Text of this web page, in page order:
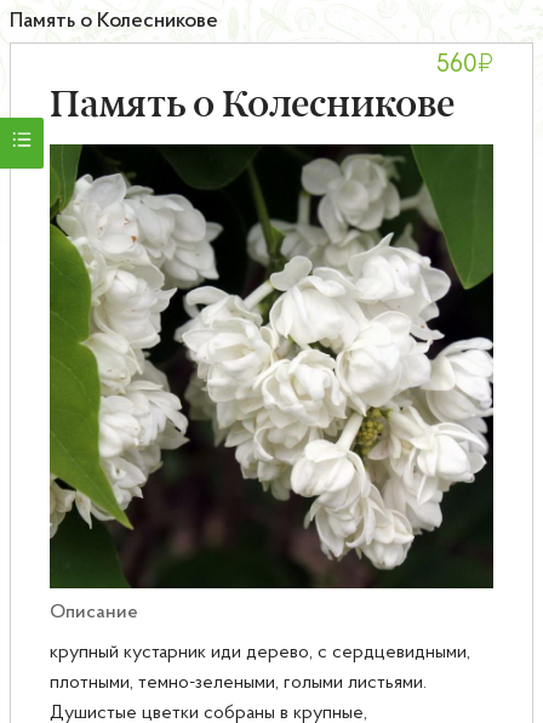
Лук-севок
Малина
Мини-деревья
НОВИНКА Английские и Японские розы
Саженцы плодовые
Память о Колесникове
Память о Колесникове
560₽
Описание
крупный кустарник иди дерево, с сердцевидными,
плотными, темно-зелеными, голыми листьями.
Душистые цветки собраны в крупные,